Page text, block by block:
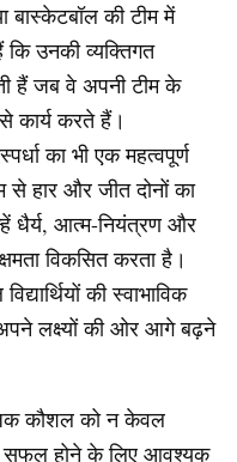
बास्केटबॉल की टीम में
कि उनकी व्यक्तिगत
हैं जब वे अपनी टीम के
कार्य करते हैं।
का भी एक महत्वपूर्ण
से हार और जीत दोनों का
धैर्य, आत्म-नियंत्रण और
विकसित करता है।
की स्वाभाविक
लक्ष्यों की ओर आगे बढ़ने
कौशल को न केवल
सफल होने के लिए आवश्यक